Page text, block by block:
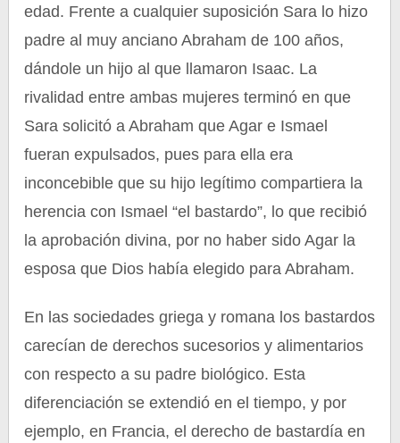
edad. Frente a cualquier suposición Sara lo hizo
padre al muy anciano Abraham de 100 años,
dándole un hijo al que llamaron Isaac. La
rivalidad entre ambas mujeres terminó en que
Sara solicitó a Abraham que Agar e Ismael
fueran expulsados, pues para ella era
inconcebible que su hijo legítimo compartiera la
herencia con Ismael “el bastardo”, lo que recibió
la aprobación divina, por no haber sido Agar la
esposa que Dios había elegido para Abraham.
En las sociedades griega y romana los bastardos
carecían de derechos sucesorios y alimentarios
con respecto a su padre biológico. Esta
diferenciación se extendió en el tiempo, y por
ejemplo, en Francia, el derecho de bastardía en